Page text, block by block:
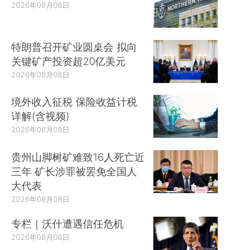
2026年08月08日
特朗普召开矿业圆桌会 拟向
关键矿产投资超20亿美元
2026年08月08日
境外收入征税 保险收益计税
详解(含视频)
2026年08月08日
贵州山脚树矿难致16人死亡近
三年 矿长涉罪被罢免全国人
大代表
2026年08月08日
专栏｜沃什遭遇信任危机
2026年08月08日